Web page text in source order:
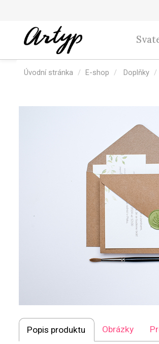
Úvodní stránka E-shop Doplňky
Popis produktu Obrázky